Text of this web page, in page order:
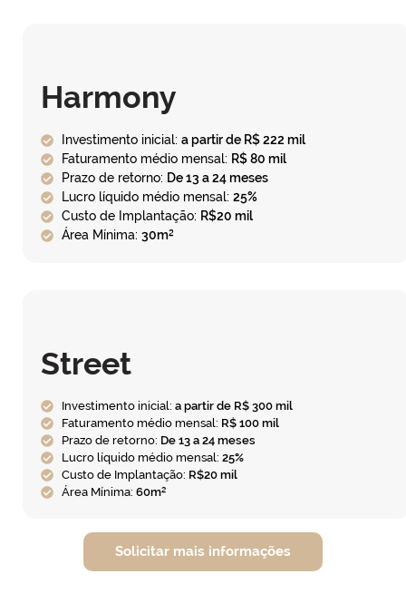
Harmony
Investimento inicial: a partir de R$ 222 mil
Faturamento médio mensal: R$ 80 mil
Prazo de retorno: De 13 a 24 meses
Lucro líquido médio mensal: 25%
Custo de Implantação: R$20 mil
Área Mínima: 30m²
Street
Investimento inicial: a partir de R$ 300 mil
Faturamento médio mensal: R$ 100 mil
Prazo de retorno: De 13 a 24 meses
Lucro líquido médio mensal: 25%
Custo de Implantação: R$20 mil
Área Mínima: 60m²
Solicitar mais informações